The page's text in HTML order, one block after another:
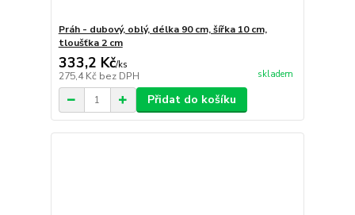
Práh - dubový, oblý, délka 90 cm, šířka 10 cm,
tloušťka 2 cm
333,2 Kč/ks
275,4 Kč bez DPH skladem
Přidat do košíku